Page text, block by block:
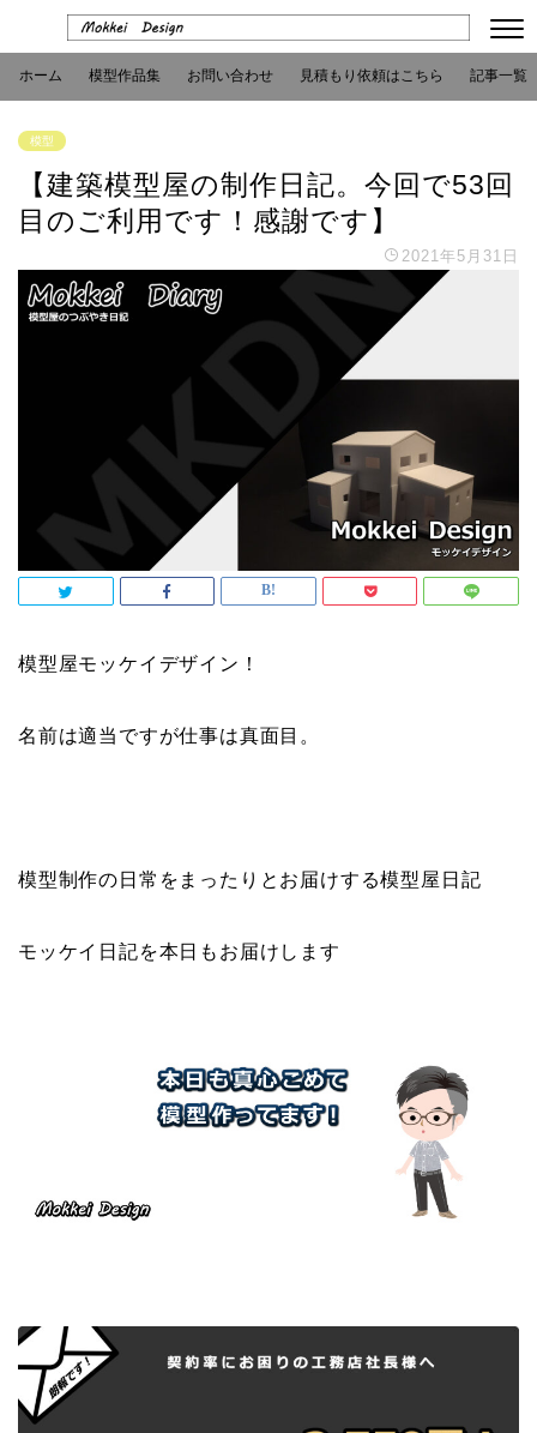
ホーム 模型作品集 お問い合わせ 見積もり依頼はこちら 記事一覧
模型
【建築模型屋の制作日記。今回で53回
目のご利用です！感謝です】
2021年5月31日
模型屋モッケイデザイン！
名前は適当ですが仕事は真面目。
模型制作の日常をまったりとお届けする模型屋日記
モッケイ日記を本日もお届けします